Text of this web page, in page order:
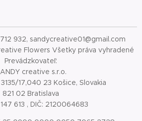
932, sandycreative01@gmail.com
Flowers Všetky práva vyhradené
Prevádzkovateľ:
creative s.r.o.
17,040 23 Košice, Slovakia
821 02 Bratislava
613 , DIČ: 2120064683